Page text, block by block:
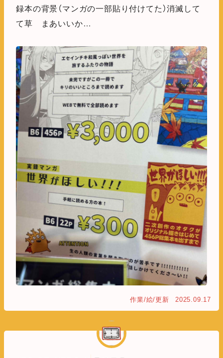
録本の背景（マンガの一部貼り付けてた）消滅して
て草 まあいいか…
作業/絵/更新 2025.09.17